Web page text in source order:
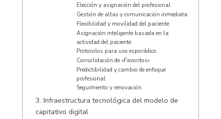
Elección y asignación del profesional
Gestión de altas y comunicación inmediata
Flexibilidad y movilidad del paciente
Asignación inteligente basada en la
actividad del paciente
Protocolos para uso esporádico
Consolidación de «Favoritos»
Predictibilidad y cambio de enfoque
profesional
Seguimiento y renovación
3. Infraestructura tecnológica del modelo de
capitativo digital